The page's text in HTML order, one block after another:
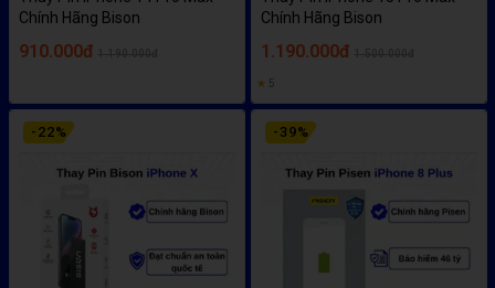
Chính Hãng Bison
910.000đ
Chính Hãng Bison
1.190.000đ
★ 5
- 22% - 39%